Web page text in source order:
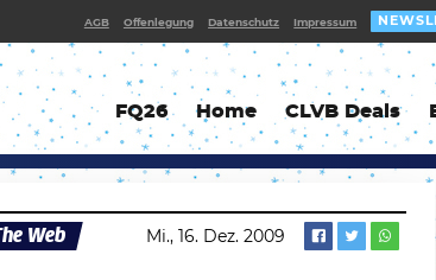
FQ26 Home CLVB Deals
AGB Offenlegung Datenschutz Impressum
Web Mi., 16. Dez. 2009